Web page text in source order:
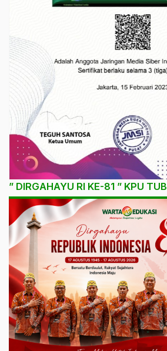
” DIRGAHAYU RI KE-81 ” KPU